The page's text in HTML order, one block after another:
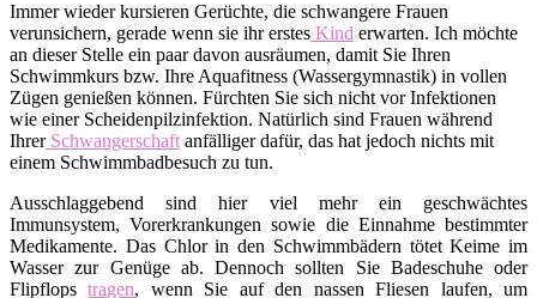
Immer wieder kursieren Gerüchte, die schwangere Frauen
verunsichern, gerade wenn sie ihr erstes Kind erwarten. Ich möchte
an dieser Stelle ein paar davon ausräumen, damit Sie Ihren
Schwimmkurs bzw. Ihre Aquafitness (Wassergymnastik) in vollen
Zügen genießen können. Fürchten Sie sich nicht vor Infektionen
wie einer Scheidenpilzinfektion. Natürlich sind Frauen während
IhrerSchwangerschaft anfälliger dafür, das hat jedoch nichts mit
einem Schwimmbadbesuch zu tun.
Ausschlaggebend sind hier viel mehr ein geschwächtes
Immunsystem, Vorerkrankungen sowie die Einnahme bestimmter
Medikamente. Das Chlor in den Schwimmbädern tötet Keime im
Wasser zur Genüge ab. Dennoch sollten Sie Badeschuhe oder
Flipflopstragen, wenn Sie auf den nassen Fliesen laufen, um